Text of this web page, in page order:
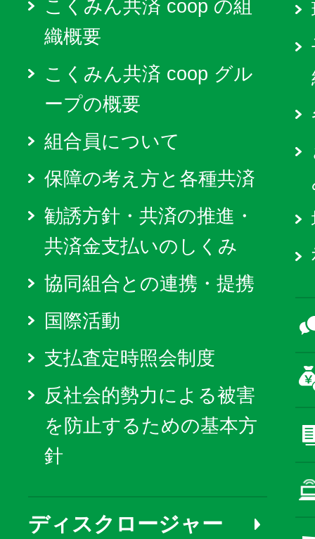
こくみん共済 coop の組
織概要
こくみん共済 coop グル
ープの概要
組合員について
保障の考え方と各種共済
勧誘方針・共済の推進・
共済金支払いのしくみ
協同組合との連携・提携
国際活動
支払査定時照会制度
反社会的勢力による被害
を防止するための基本方
針
ディスクロージャー